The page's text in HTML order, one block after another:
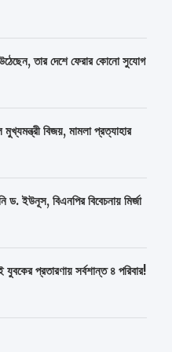
উঠেছেন, তার দেশে ফেরার কোনো সুযোগ
মুখ্যমন্ত্রী বিজয়, মামলা প্রত্যাহার
ড. ইউনূস, বিএনপির বিবেচনায় মির্জা
প্রতারণায় সর্বশান্ত ৪ পরিবার!